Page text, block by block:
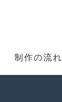
制作の流れ